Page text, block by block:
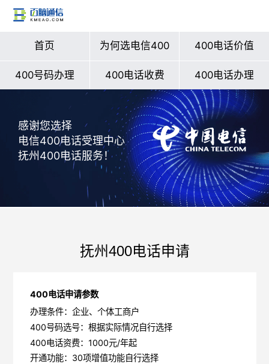
首页 为何选电信400 400电话价值
400号码办理 400电话收费 400电话办理
感谢您选择
电信400电话受理中心
抚州400电话服务！
抚州400电话申请
400电话申请参数
办理条件：企业、个体工商户
400号码选号：根据实际情况自行选择
400电话资费：1000元/年起
开通功能：30项增值功能自行选择